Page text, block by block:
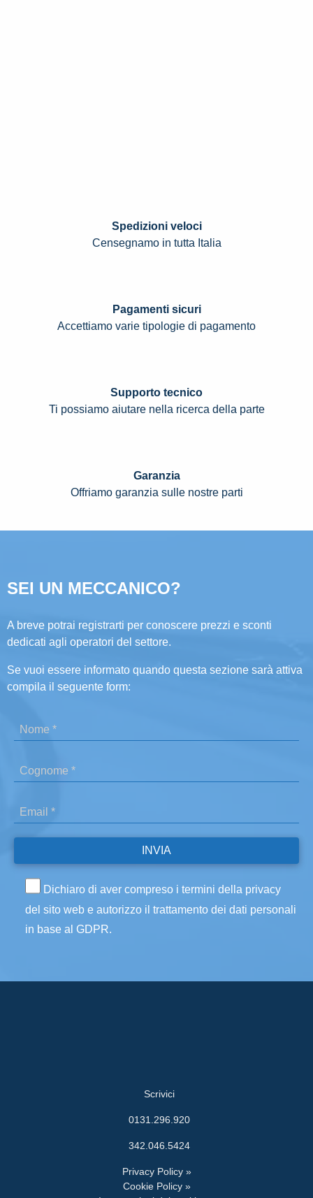
Spedizioni veloci
Censegnamo in tutta Italia
Pagamenti sicuri
Accettiamo varie tipologie di pagamento
Supporto tecnico
Ti possiamo aiutare nella ricerca della parte
Garanzia
Offriamo garanzia sulle nostre parti
SEI UN MECCANICO?
A breve potrai registrarti per conoscere prezzi e sconti
dedicati agli operatori del settore.
Se vuoi essere informato quando questa sezione sarà attiva
compila il seguente form:
Dichiaro di aver compreso i termini della privacy
del sito web e autorizzo il trattamento dei dati personali
in base al GDPR.
Scrivici
0131.296.920
342.046.5424
Privacy Policy »
Cookie Policy »